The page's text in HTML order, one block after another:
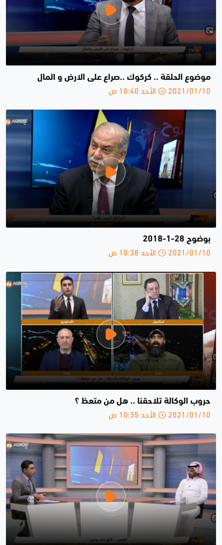
موضوع الحلقة .. كركوك ..صراع على الارض و المال
2021/01/10 الأحد 10:40 ص
بوضوح 28-1-2018
2021/01/10 الأحد 10:38 ص
حروب الوكالة تلاحقنا .. هل من متعظ ؟
2021/01/10 الأحد 10:35 ص